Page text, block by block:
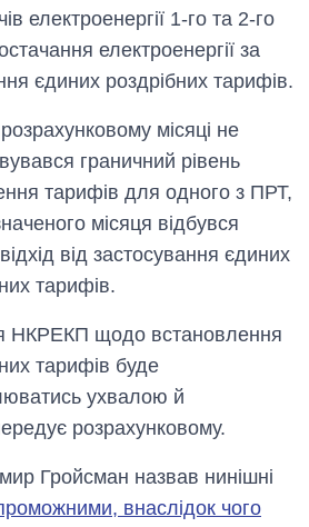
електроенергії 1-го та 2-го
електроенергії за
єдиних роздрібних тарифів.
місяці не
граничний рівень
тарифів для одного з ПРТ,
місяця відбувся
від застосування єдиних
тарифів.
НКРЕКП щодо встановлення
тарифів буде
ухвалою й
розрахунковому.
Гройсман назвав нинішні
внаслідок чого